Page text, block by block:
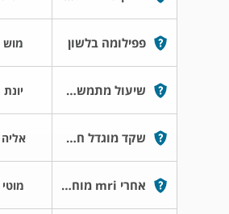
פפילומה בלשון מוש
שיעול מתמשך 7 חודשים יונת
שקד מוגדל חד צדדי והזעות לילה אליה
אחרי mri מוח אשמח לשמוע את חוות דעתך מוטי